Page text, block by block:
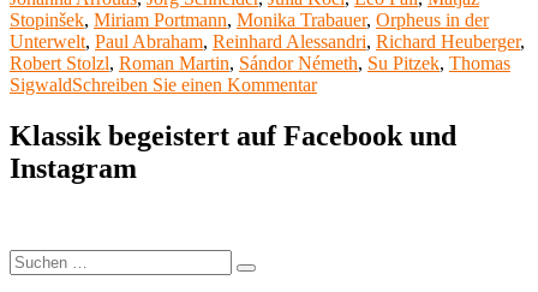
(4):
Bühne
Baden
–
Stopinšek, Miriam Portmann, Monika Trabauer, Orpheus in der
Unterwelt, Paul Abraham, Reinhard Alessandri, Richard Heuberger,
Robert Stolzl, Roman Martin, Sándor Németh, Su Pitzek, Thomas
SigwaldSchreiben Sie einen Kommentarzu
die
Klassik begeistert auf Facebook und
Instagram
Suchen
nach:
Suchen